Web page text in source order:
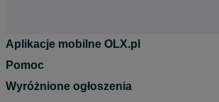
Aplikacje mobilne OLX.pl
Pomoc
Wyróżnione ogłoszenia